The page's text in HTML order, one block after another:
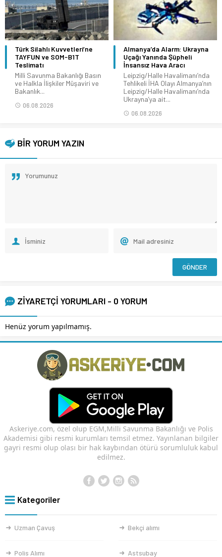
Türk Silahlı Kuvvetleri’ne
TAYFUN ve SOM-B1T
Teslimatı
Milli Savunma Bakanlığı Basın
ve Halkla İlişkiler Müşaviri ve
Bakanlık...
06.08.2026
Almanya’da Alarm: Ukrayna
Uçağı Yanında Şüpheli
İnsansız Hava Aracı
Leipzig/Halle Havalimanı’nda
Tehlikeli İHA Olayı Almanya’nın
Leipzig/Halle Havalimanı’nda
Ukrayna’ya ait...
06.08.2026
BİR YORUM YAZIN
ZİYARETÇİ YORUMLARI - 0 YORUM
Henüz yorum yapılmamış.
Askeriye.com, özel olup EGM,Milli Savunma Bakanlığı ve Polis
Akademisi gibi resmi kurumları temsil etmez. Yayınlanan bilgiler
gayri resmi olup olası bir hak kaybından ötürü sorumluluk kabul
edilmez.
Kategoriler
Uzman Çavuş Bekçi alımı
Polis Alımı Astsubay